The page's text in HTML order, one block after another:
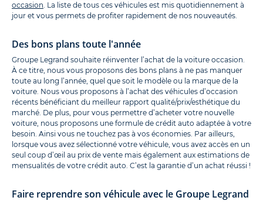
occasion. La liste de tous ces véhicules est mis quotidiennement à
jour et vous permets de profiter rapidement de nos nouveautés.
Des bons plans toute l'année
Groupe Legrand souhaite réinventer l’achat de la voiture occasion.
À ce titre, nous vous proposons des bons plans à ne pas manquer
toute au long l’année, quel que soit le modèle ou la marque de la
voiture. Nous vous proposons à l’achat des véhicules d’occasion
récents bénéficiant du meilleur rapport qualité/prix/esthétique du
marché. De plus, pour vous permettre d’acheter votre nouvelle
voiture, nous proposons une formule de crédit auto adaptée à votre
besoin. Ainsi vous ne touchez pas à vos économies. Par ailleurs,
lorsque vous avez sélectionné votre véhicule, vous avez accès en un
seul coup d’œil au prix de vente mais également aux estimations de
mensualités de votre crédit auto. C’est la garantie d’un achat réussi !
Faire reprendre son véhicule avec le Groupe Legrand